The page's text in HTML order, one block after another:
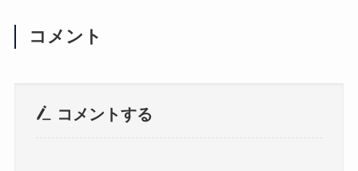
コメント
コメントする